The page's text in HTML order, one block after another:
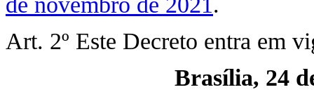
Art. 2º Este Decreto entra em
Brasília, 24